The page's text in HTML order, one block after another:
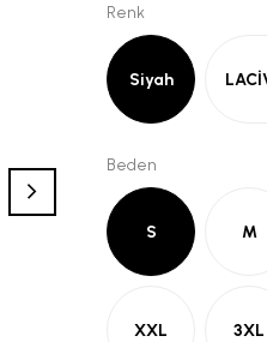
Renk
Siyah
Beden
S M
XXL 3XL